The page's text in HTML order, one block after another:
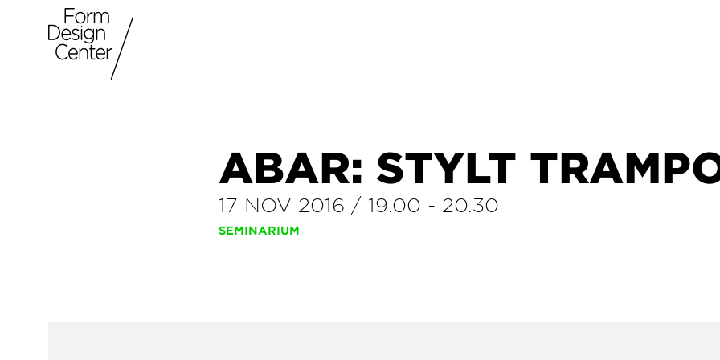
ABAR: STYLT
17 NOV 2016 / 19.00 - 20.30
SEMINARIUM